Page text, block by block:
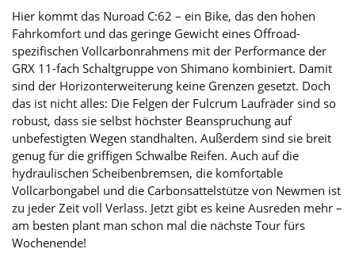
Hier kommt das Nuroad C:62 – ein Bike, das den hohen
Fahrkomfort und das geringe Gewicht eines Offroad-
spezifischen Vollcarbonrahmens mit der Performance der
GRX 11-fach Schaltgruppe von Shimano kombiniert. Damit
sind der Horizonterweiterung keine Grenzen gesetzt. Doch
das ist nicht alles: Die Felgen der Fulcrum Laufräder sind so
robust, dass sie selbst höchster Beanspruchung auf
unbefestigten Wegen standhalten. Außerdem sind sie breit
genug für die griffigen Schwalbe Reifen. Auch auf die
hydraulischen Scheibenbremsen, die komfortable
Vollcarbongabel und die Carbonsattelstütze von Newmen ist
zu jeder Zeit voll Verlass. Jetzt gibt es keine Ausreden mehr –
am besten plant man schon mal die nächste Tour fürs
Wochenende!